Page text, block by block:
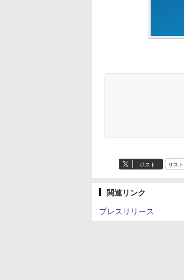
ポスト リスト
関連リンク
プレスリリース